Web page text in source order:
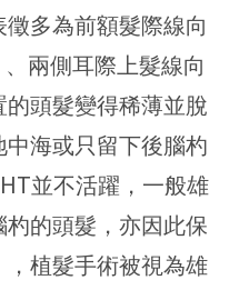
多為前額髮際線向
兩側耳際上髮線向
的頭髮變得稀薄並脫
海或只留下後腦杓
並不活躍，一般雄
的頭髮，亦因此保
植髮手術被視為雄